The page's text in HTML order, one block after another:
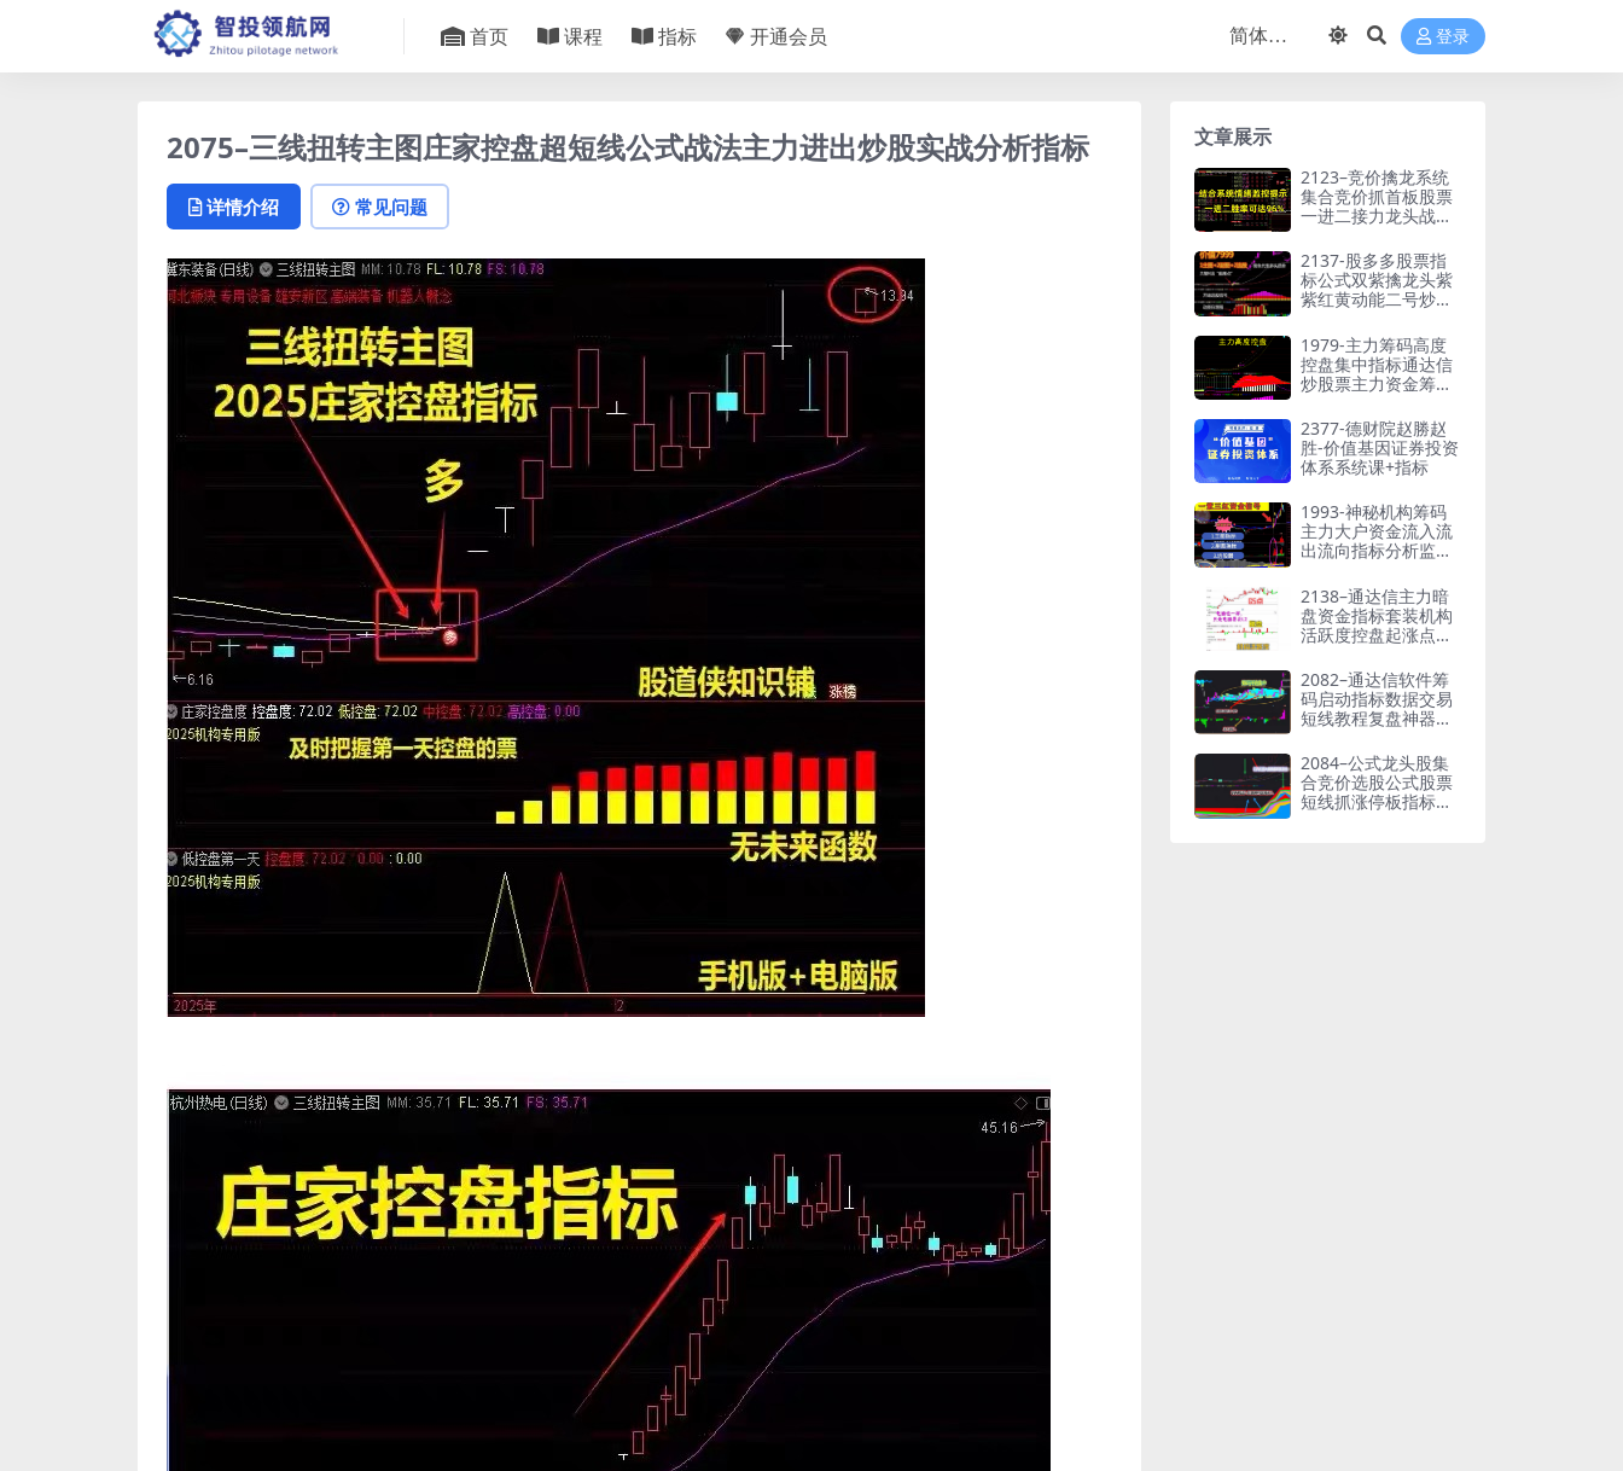
首页 课程 指标 开通会员 登录
2075–三线扭转主图庄家控盘超短线公式战法主力进出炒股实战分析指标
详情介绍 常见问题
文章展示
2123–竞价擒龙系统
集合竞价抓首板股票
一进二接力龙头战法
2137-股多多股票指
标公式双紫擒龙头紫
紫红黄动能二号炒股
1979-主力筹码高度
控盘集中指标通达信
炒股票主力资金筹码
1主图+2副图+1选股
未加密
2377-德财院赵勝赵
胜-价值基因证券投资
体系系统课+指标
1993-神秘机构筹码
主力大户资金流入流
出流向指标分析监控
2138–通达信主力暗
盘资金指标套装机构
活跃度控盘起涨点龙
2082–通达信软件筹
码启动指标数据交易
短线教程复盘神器分
2084–公式龙头股集
合竞价选股公式股票
短线抓涨停板指标公